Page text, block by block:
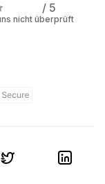
/ 5
nicht überprüft